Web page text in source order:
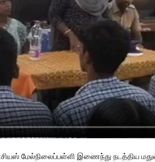
மேல்நிலைப்பள்ளி இணைந்து நடத்திய